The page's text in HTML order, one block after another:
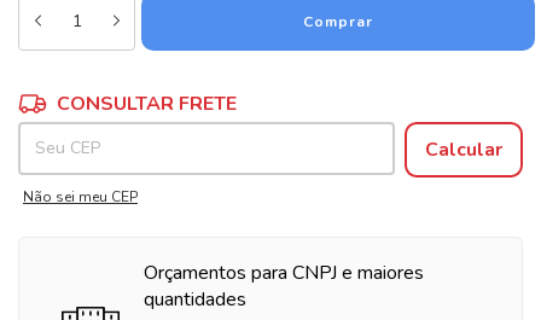
Entregas para o CEP:
CONSULTAR FRETE
Calcular
Não sei meu CEP
Orçamentos para CNPJ e maiores
quantidades